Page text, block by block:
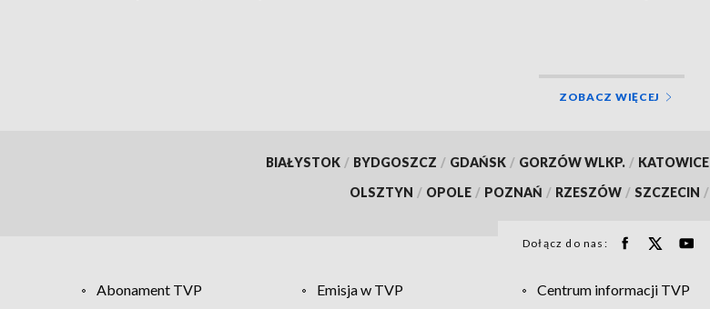
ZOBACZ WIĘCEJ
BIAŁYSTOK / BYDGOSZCZ / GDAŃSK / GORZÓW WLKP. / KATOWICE
OLSZTYN / OPOLE / POZNAŃ / RZESZÓW / SZCZECIN /
Dołącz do nas:
Abonament TVP Emisja w TVP Centrum informacji TVP